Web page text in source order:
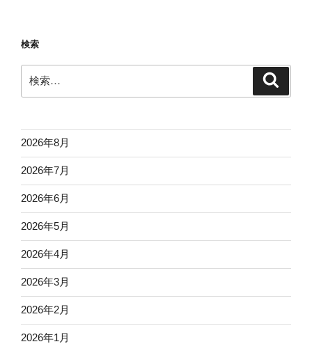
ン
検索
索:
2026年8月
2026年7月
2026年6月
2026年5月
2026年4月
2026年3月
2026年2月
2026年1月